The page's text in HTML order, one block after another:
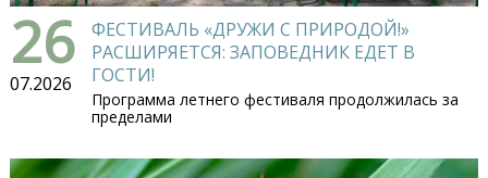
26
07.2026
ФЕСТИВАЛЬ «ДРУЖИ С ПРИРОДОЙ!»
РАСШИРЯЕТСЯ: ЗАПОВЕДНИК ЕДЕТ В
ГОСТИ!
Программа летнего фестиваля продолжилась за
пределами